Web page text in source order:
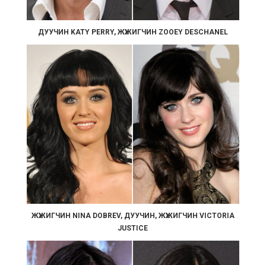
ДУУЧИН KATY PERRY, ЖҮЖИГЧИН ZOOEY DESCHANEL
ЖҮЖИГЧИН NINA DOBREV, ДУУЧИН, ЖҮЖИГЧИН VICTORIA
JUSTICE